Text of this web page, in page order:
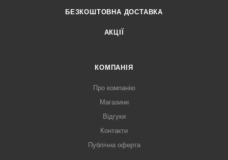
БЕЗКОШТОВНА ДОСТАВКА
АКЦІЇ
КОМПАНІЯ
Про компанію
Магазини
Відгуки
Контакти
Публічна оферта